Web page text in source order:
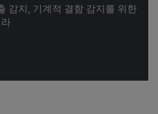
감지, 기계적 결함 감지를 위한